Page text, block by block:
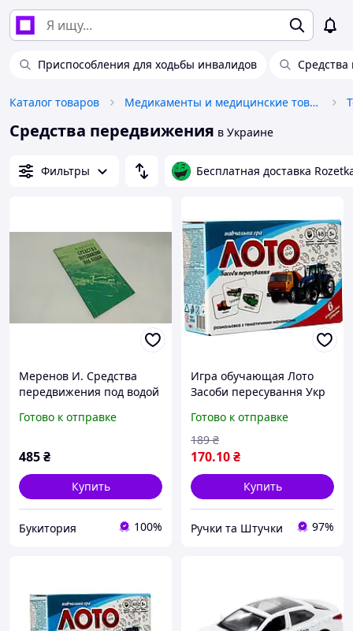
Приспособления для ходьбы инвалидов
Каталог товаров Медикаменты и медицинские товары
Средства передвижения в Украине
Фильтры Бесплатная доставка
Меренов И. Средства
передвижения под водой
Готово к отправке
485₴
Купить
Букитория 100%
Игра обучающая Лото
Засоби пересування Укр
Готово к отправке
170.10₴
189 ₴
Купить
Ручки та Штучки 97%